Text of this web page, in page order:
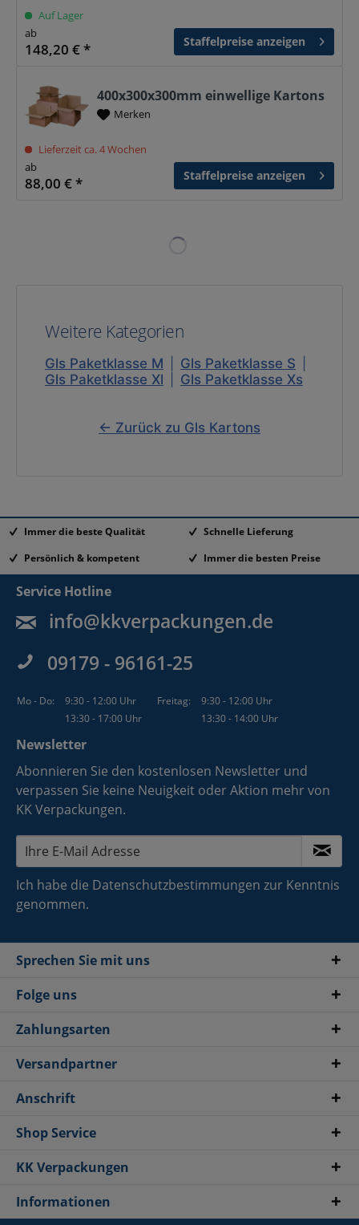
Auf Lager
ab
148,20 € * Staffelpreise anzeigen
400x300x300mm einwellige Kartons
Merken
Lieferzeit ca. 4 Wochen
ab
88,00 € * Staffelpreise anzeigen
Weitere Kategorien
Gls Paketklasse M Gls Paketklasse S
Gls Paketklasse Xl
Gls Paketklasse Xs
← Zurück zu Gls Kartons
Immer die beste Qualität
Schnelle Lieferung
Persönlich & kompetent
Immer die besten Preise
Service Hotline
info@kkverpackungen.de
09179 - 96161-25
Mo - Do: 9:30 - 12:00 Uhr Freitag:
9:30 - 12:00 Uhr
13:30 - 17:00 Uhr
13:30 - 14:00 Uhr
Newsletter
Abonnieren Sie den kostenlosen Newsletter und
verpassen Sie keine Neuigkeit oder Aktion mehr von
KK Verpackungen.
Ich habe die Datenschutzbestimmungen zur Kenntnis
genommen.
Sprechen Sie mit uns
Folge uns
Zahlungsarten
Versandpartner
Anschrift
Shop Service
KK Verpackungen
Informationen